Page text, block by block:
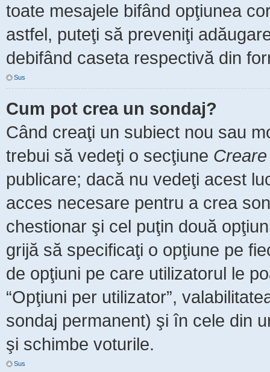
toate mesajele bifând opţiunea
astfel, puteţi să preveniţi
debifând caseta respectivă din
Sus
Cum pot crea un sondaj?
Când creaţi un subiect nou sau
trebui să vedeţi o secţiune
publicare; dacă nu vedeţi acest
acces necesare pentru a crea
chestionar şi cel puţin două
grijă să specificaţi o opţiune pe
de opţiuni pe care utilizatorul le
“Opţiuni per utilizator”,
sondaj permanent) şi în cele din
şi schimbe voturile.
Sus